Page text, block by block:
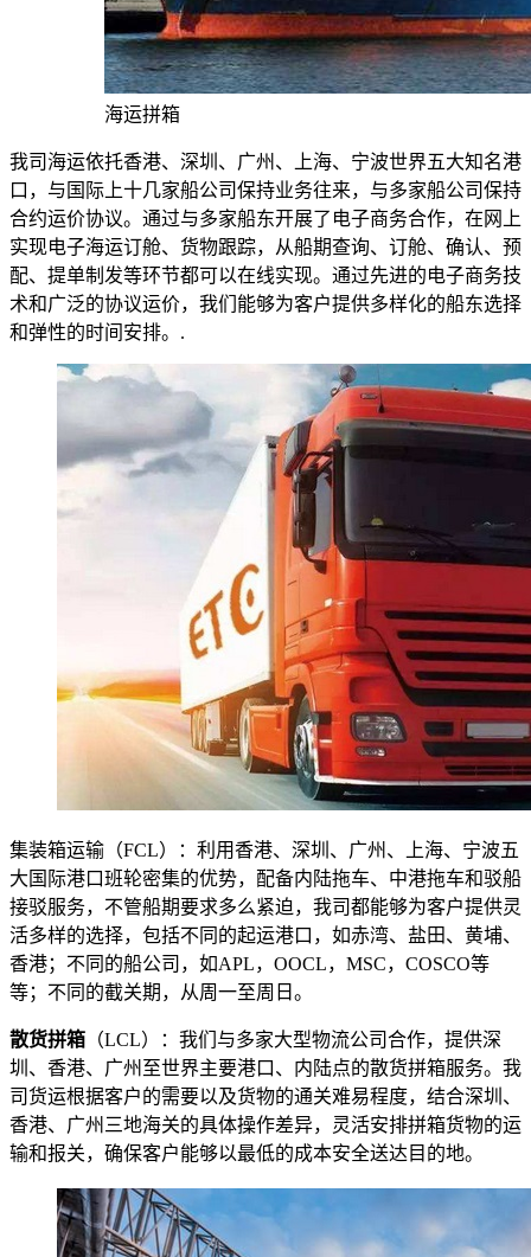
海运拼箱
我司海运依托香港、深圳、广州、上海、宁波世界五大知名港
口，与国际上十几家船公司保持业务往来，与多家船公司保持
合约运价协议。通过与多家船东开展了电子商务合作，在网上
实现电子海运订舱、货物跟踪，从船期查询、订舱、确认、预
配、提单制发等环节都可以在线实现。通过先进的电子商务技
术和广泛的协议运价，我们能够为客户提供多样化的船东选择
和弹性的时间安排。.
集装箱运输（FCL）：利用香港、深圳、广州、上海、宁波五
大国际港口班轮密集的优势，配备内陆拖车、中港拖车和驳船
接驳服务，不管船期要求多么紧迫，我司都能够为客户提供灵
活多样的选择，包括不同的起运港口，如赤湾、盐田、黄埔、
香港；不同的船公司，如APL，OOCL，MSC，COSCO等
等；不同的截关期，从周一至周日。
散货拼箱 （LCL）：我们与多家大型物流公司合作，提供深
圳、香港、广州至世界主要港口、内陆点的散货拼箱服务。我
司货运根据客户的需要以及货物的通关难易程度，结合深圳、
香港、广州三地海关的具体操作差异，灵活安排拼箱货物的运
输和报关，确保客户能够以最低的成本安全送达目的地。